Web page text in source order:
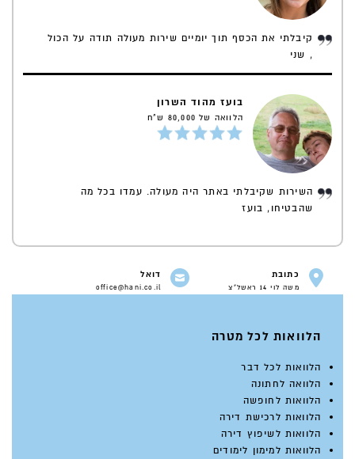
קיבלתי את הכסף תוך יומיים שירות מעולה תודה על הכול
, שני
בועז מהוד השרון
הלוואה של 80,000 ש"ח
השירות שקיבלתי באתר היה מעולה. עמדו בכל מה
שהבטיחו, בועז
כתובת
משה לוי 14 ראשל"צ
דואל
office@hani.co.il
הלוואות לכל מטרה
הלוואות לכל דבר
הלוואה לחתונה
הלוואות לחופשה
הלוואות לרכישת דירה
הלוואות לשיפוץ דירה
הלוואות למימון לימודים